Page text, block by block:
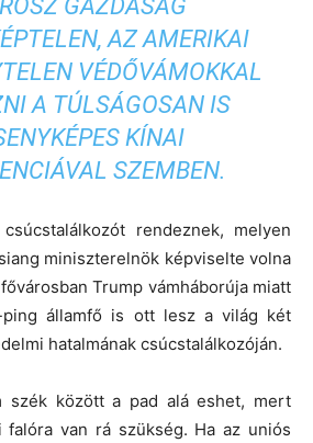
GAZDASÁG
AZ AMERIKAI
VÉDŐVÁMOKKAL
A TÚLSÁGOSAN IS
KÍNAI
SZEMBEN.
rendeznek, melyen
miniszterelnök képviselte volna
Trump vámháborúja miatt
ping államfő is ott lesz a világ két
hatalmának csúcstalálkozóján.
szék között a pad alá eshet, mert
falóra van rá szükség. Ha az uniós